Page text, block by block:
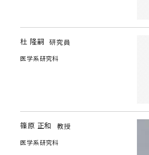
杜 隆嗣 研究員
医学系研究科
篠原 正和 教授
医学系研究科